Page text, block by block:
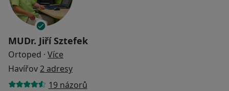
MUDr. Jiří Sztefek
Ortoped · Více
Havířov2 adresy
19 názorů